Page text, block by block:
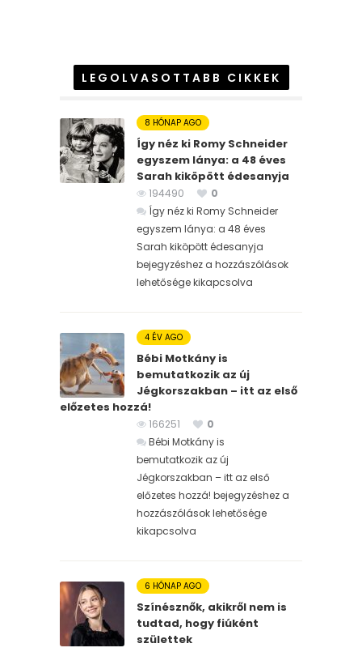
LEGOLVASOTTABB CIKKEK
8 HÓNAP AGO
Így néz ki Romy Schneider
egyszem lánya: a 48 éves
Sarah kiköpött édesanyja
194490
0
Így néz ki Romy Schneider
egyszem lánya: a 48 éves
Sarah kiköpött édesanyja
bejegyzéshez a hozzászólások
lehetősége kikapcsolva
4 ÉV AGO
Bébi Motkány is
bemutatkozik az új
Jégkorszakban – itt az első
előzetes hozzá!
166251
0
Bébi Motkány is
bemutatkozik az új
Jégkorszakban – itt az első
előzetes hozzá! bejegyzéshez a
hozzászólások lehetősége
kikapcsolva
6 HÓNAP AGO
Színésznők, akikről nem is
tudtad, hogy fiúként
születtek